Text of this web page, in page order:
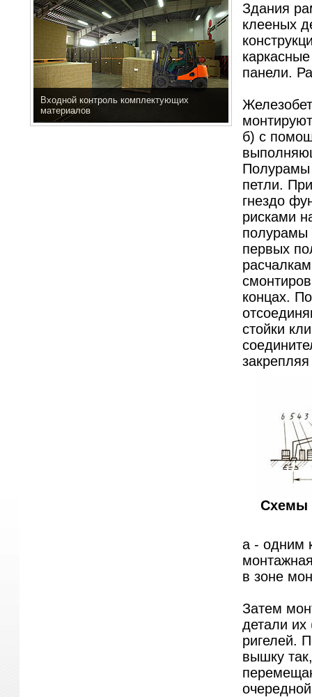
Входной контроль комплектующих
материалов
Здания
клееных
панели.
б) с
Полурамы
петли.
гнездо
рисками
полурамы
первых
концах.
стойки
Схемы
а - одним
в зоне
Затем
детали
ригелей.
вышку